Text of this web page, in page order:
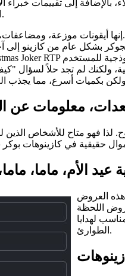
الجديد وتحديد ما إذا كان الجهاز المناسب لك.
إنها أيقونات موزعة، ومضاعفات، وقد تحصل على دورات مجانية تمامًا.
معلومات عن
لذا فهو متاح للأشخاص
عيد الأم، ماما،
العروض
اللحظة
لهدايا
الطوارئ.